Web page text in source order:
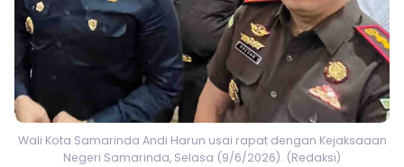
Wali Kota Samarinda Andi Harun usai rapat dengan Kejaksaaan
Negeri Samarinda, Selasa (9/6/2026). (Redaksi)